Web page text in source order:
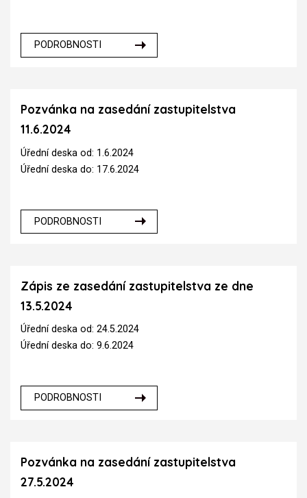
PODROBNOSTI
Pozvánka na zasedání zastupitelstva
11.6.2024
Úřední deska od: 1.6.2024
Úřední deska do: 17.6.2024
PODROBNOSTI
Zápis ze zasedání zastupitelstva ze dne
13.5.2024
Úřední deska od: 24.5.2024
Úřední deska do: 9.6.2024
PODROBNOSTI
Pozvánka na zasedání zastupitelstva
27.5.2024